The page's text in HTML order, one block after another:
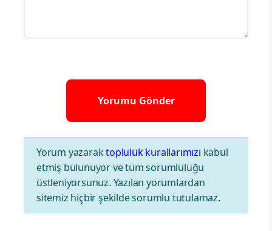
Yorum yazaraktopluluk kurallarımızı kabul
etmiş bulunuyor ve tüm sorumluluğu
üstleniyorsunuz. Yazılan yorumlardan
sitemiz hiçbir şekilde sorumlu tutulamaz.